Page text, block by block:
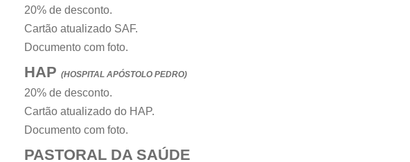
20% de desconto.
Cartão atualizado SAF.
Documento com foto.
HAP (HOSPITAL APÓSTOLO PEDRO)
20% de desconto.
Cartão atualizado do HAP.
Documento com foto.
PASTORAL DA SAÚDE